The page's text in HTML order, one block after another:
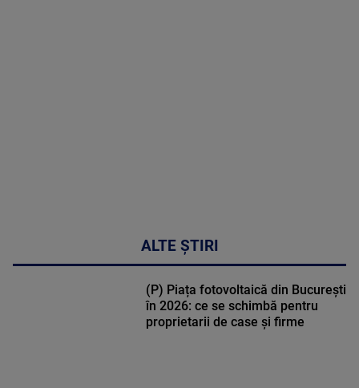
ALTE ȘTIRI
(P) Piața fotovoltaică din București
în 2026: ce se schimbă pentru
proprietarii de case și firme